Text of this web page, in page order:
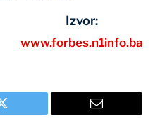
Izvor:
www.forbes.n1info.ba
Twitter Email